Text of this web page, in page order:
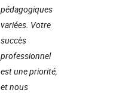
pédagogiques
variées. Votre
succès
professionnel
est une priorité,
et nous